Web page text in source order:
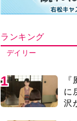
自
5
変
6
セ
イ